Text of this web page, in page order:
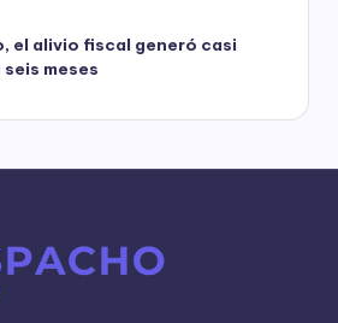
el alivio fiscal generó casi
meses